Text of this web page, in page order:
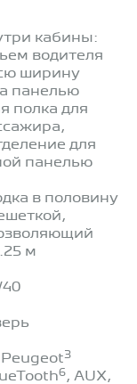
кабины:
водителя
ширину
панелью
полка для
для
панелью
в половину
м
3
6 , AUX,